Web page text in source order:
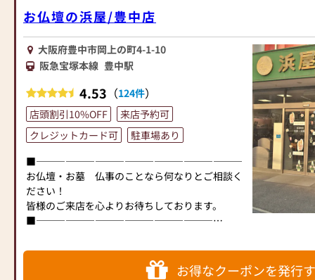
お仏壇の浜屋/豊中店
大阪府豊中市岡上の町4-1-10
阪急宝塚本線 豊中駅
4.53 （124件）
店頭割引10%OFF
来店予約可
クレジットカード可
駐車場あり
■―――――――――――――――――――――――――――■
お仏壇・お墓 仏事のことなら何なりとご相談く
ださい！
皆様のご来店を心よりお待ちしております。
■―――――――――――――――――――――――――――■
墓に関する色々な（建立・墓地）相談を承ってお
ります。また、お仏壇の修理・修復も無料でお見お得なクーポンを発行